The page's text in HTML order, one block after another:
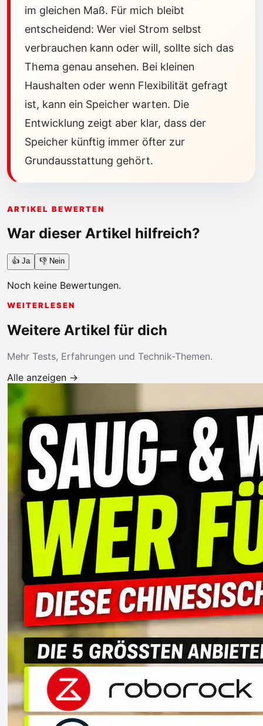
im gleichen Maß. Für mich bleibt
entscheidend: Wer viel Strom selbst
verbrauchen kann oder will, sollte sich das
Thema genau ansehen. Bei kleinen
Haushalten oder wenn Flexibilität gefragt
ist, kann ein Speicher warten. Die
Entwicklung zeigt aber klar, dass der
Speicher künftig immer öfter zur
Grundausstattung gehört.
ARTIKEL BEWERTEN
War dieser Artikel hilfreich?
👍 Ja 👎 Nein
Noch keine Bewertungen.
WEITERLESEN
Weitere Artikel für dich
Mehr Tests, Erfahrungen und Technik-Themen.
Alle anzeigen →